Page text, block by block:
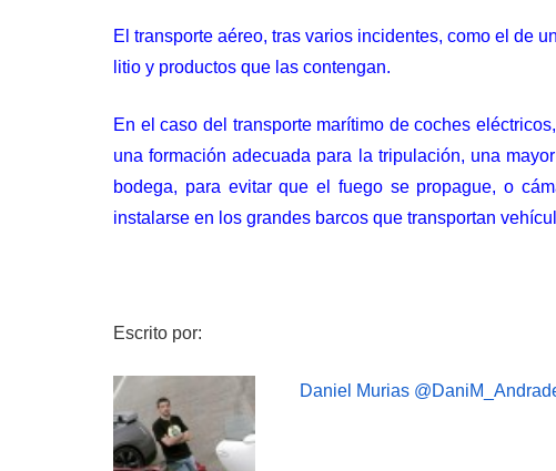
El transporte aéreo, tras varios incidentes, como el de un
litio y productos que las contengan.
En el caso del transporte marítimo de coches
una formación adecuada para la tripulación, una
bodega, para evitar que el fuego se propague, o
instalarse en los grandes barcos que transportan
Escrito por:
Daniel Murias